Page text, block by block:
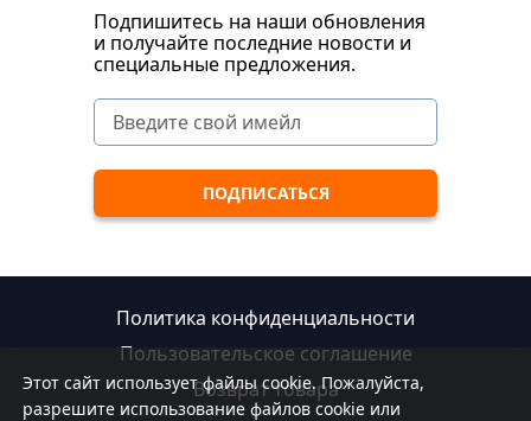
Этот сайт использует файлы cookie. Пожалуйста,
разрешите использование файлов cookie или
Подпишитесь на наши обновления
и получайте последние новости и
специальные предложения.
Политика конфиденциальности
Пользовательское соглашение
Возврат товара